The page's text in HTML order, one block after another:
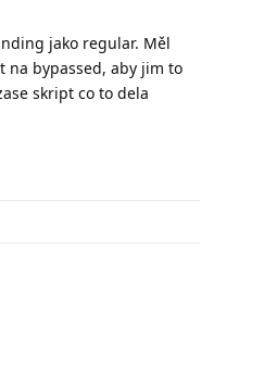
jako regular. Měl
na bypassed, aby jim to
skript co to dela